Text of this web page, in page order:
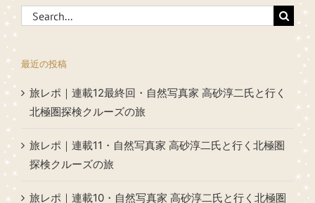
Search
for:
最近の投稿
旅レポ｜連載12最終回・自然写真家 高砂淳二氏と行く
北極圏探検クルーズの旅
旅レポ｜連載11・自然写真家 高砂淳二氏と行く北極圏
探検クルーズの旅
旅レポ｜連載10・自然写真家 高砂淳二氏と行く北極圏